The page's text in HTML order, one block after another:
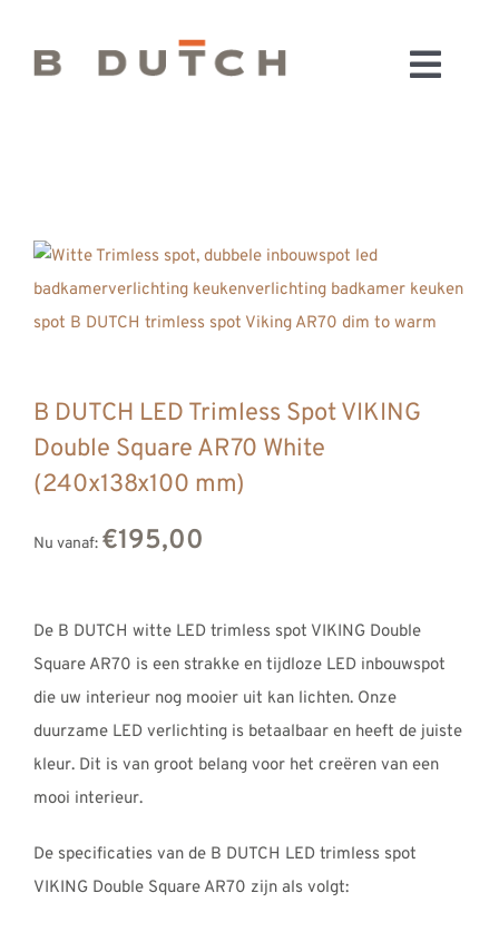
inhoud
FABRIEK & SHOWROOM
B DUTCH LED Trimless Spot VIKING
Double Square AR70 White
(240x138x100 mm)
Nu vanaf: €195,00
De B DUTCH witte LED trimless spot VIKING Double
Square AR70 is een strakke en tijdloze LED inbouwspot
die uw interieur nog mooier uit kan lichten. Onze
duurzame LED verlichting is betaalbaar en heeft de juiste
kleur. Dit is van groot belang voor het creëren van een
mooi interieur.
De specificaties van de B DUTCH LED trimless spot
VIKING Double Square AR70 zijn als volgt: